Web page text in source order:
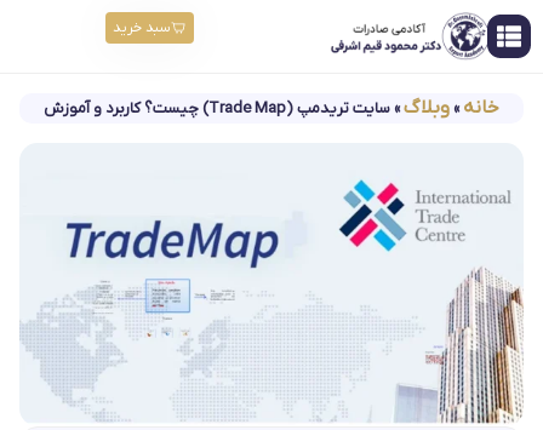
سبد خرید
خانه» وبلاگ» سایت تریدمپ (Trade Map) چیست؟ کاربرد و آموزش